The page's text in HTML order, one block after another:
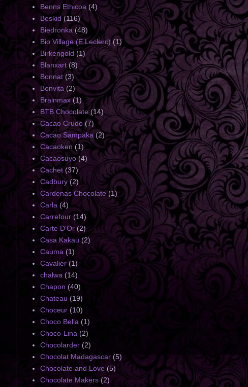
Benns Ethicoa (4)
Beskid (116)
Biedronka (48)
Bio Village (E.Leclerc) (1)
Birkengold (1)
Blanxart (8)
Bonnat (3)
Bonvita (2)
Brainmax (1)
BTB Chocolate (14)
Cacao Crudo (7)
Cacao Sampaka (2)
Cacaoken (1)
Cacaosuyo (4)
Cachet (37)
Cadbury (2)
Cardenas Chocolate (1)
Carla (4)
Carrefour (14)
Carte D'Or (2)
Casa Kakau (2)
Cauma (1)
Cavalier (1)
chałwa (14)
Chapon (40)
Chateau (19)
Choceur (10)
Choco Bella (1)
Choco-Lina (2)
Chocolarder (2)
Chocolat Madagascar (5)
Chocolate and Love (5)
Chocolate Makers (2)